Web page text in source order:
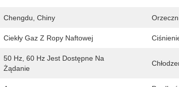
Chengdu, Chiny
Ciekły Gaz Z Ropy Naftowej
50 Hz, 60 Hz Jest Dostępne Na
Żądanie